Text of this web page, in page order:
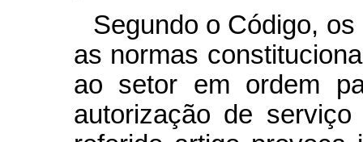
Segundo o Código,
as normas
ao setor em ordem
autorização de